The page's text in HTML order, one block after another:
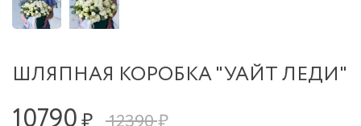
ШЛЯПНАЯ КОРОБКА "УАЙТ ЛЕДИ"